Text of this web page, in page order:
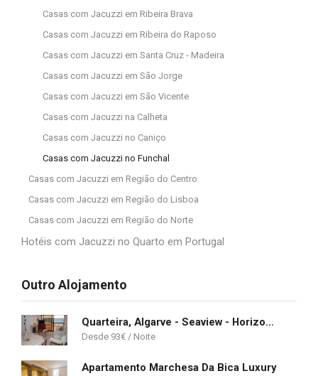
Casas com Jacuzzi em Ribeira Brava
Casas com Jacuzzi em Ribeira do Raposo
Casas com Jacuzzi em Santa Cruz - Madeira
Casas com Jacuzzi em São Jorge
Casas com Jacuzzi em São Vicente
Casas com Jacuzzi na Calheta
Casas com Jacuzzi no Caniço
Casas com Jacuzzi no Funchal
Casas com Jacuzzi em Região do Centro
Casas com Jacuzzi em Região do Lisboa
Casas com Jacuzzi em Região do Norte
Hotéis com Jacuzzi no Quarto em Portugal
Outro Alojamento
Quarteira, Algarve - Seaview - Horizonte Mar
93€
Apartamento Marchesa Da Bica Luxury